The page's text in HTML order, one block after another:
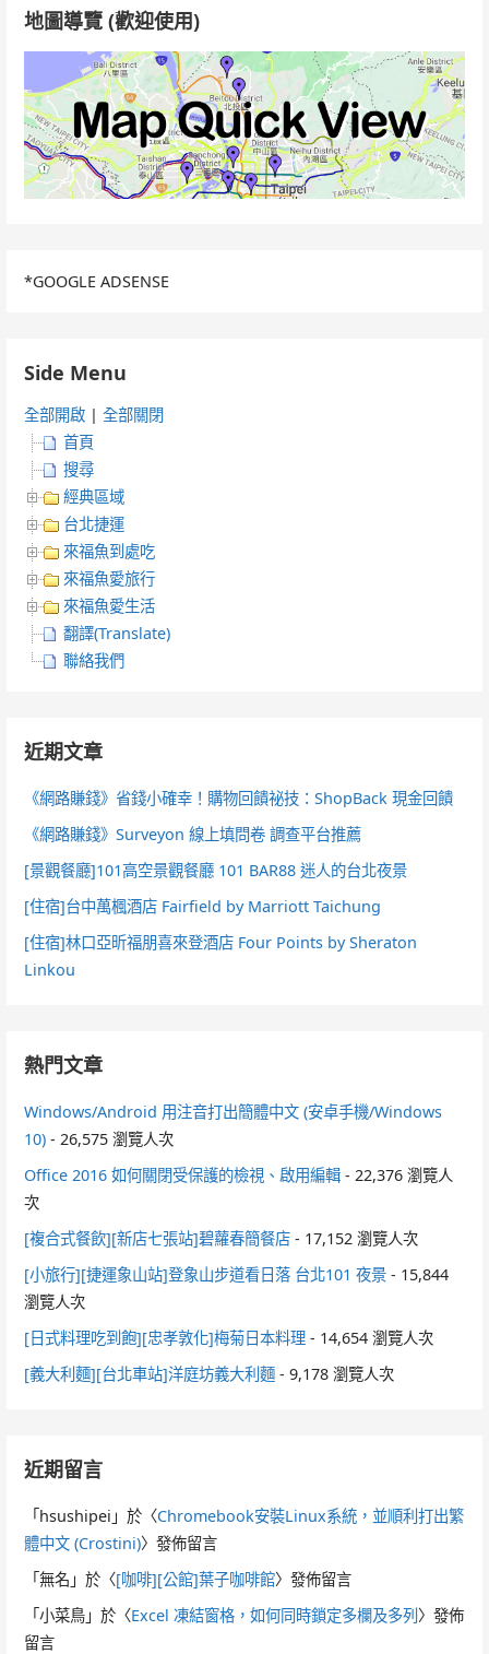
地圖導覽 (歡迎使用)
*GOOGLE ADSENSE
Side Menu
全部開啟 |全部關閉
首頁
搜尋
經典區域
台北捷運
來福魚到處吃
來福魚愛旅行
來福魚愛生活
翻譯(Translate)
聯絡我們
近期文章
《網路賺錢》省錢小確幸！購物回饋祕技：ShopBack 現金回饋
《網路賺錢》Surveyon 線上填問卷 調查平台推薦
[景觀餐廳]101高空景觀餐廳 101 BAR88 迷人的台北夜景
[住宿]台中萬楓酒店 Fairfield by Marriott Taichung
[住宿]林口亞昕福朋喜來登酒店 Four Points by Sheraton
Linkou
熱門文章
Windows/Android 用注音打出簡體中文 (安卓手機/Windows
10) - 26,575 瀏覽人次
Office 2016 如何關閉受保護的檢視、啟用編輯 - 22,376 瀏覽人
次
[複合式餐飲][新店七張站]碧蘿春簡餐店 - 17,152 瀏覽人次
[小旅行][捷運象山站]登象山步道看日落 台北101 夜景 - 15,844
瀏覽人次
[日式料理吃到飽][忠孝敦化]梅菊日本料理 - 14,654 瀏覽人次
[義大利麵][台北車站]洋庭坊義大利麵 - 9,178 瀏覽人次
近期留言
「hsushipei 」於〈Chromebook安裝Linux系統，並順利打出繁
體中文 (Crostini)〉發佈留言
「無名 」於〈[咖啡][公館]葉子咖啡館〉發佈留言
「小菜鳥 」於〈Excel 凍結窗格，如何同時鎖定多欄及多列〉發佈
留言